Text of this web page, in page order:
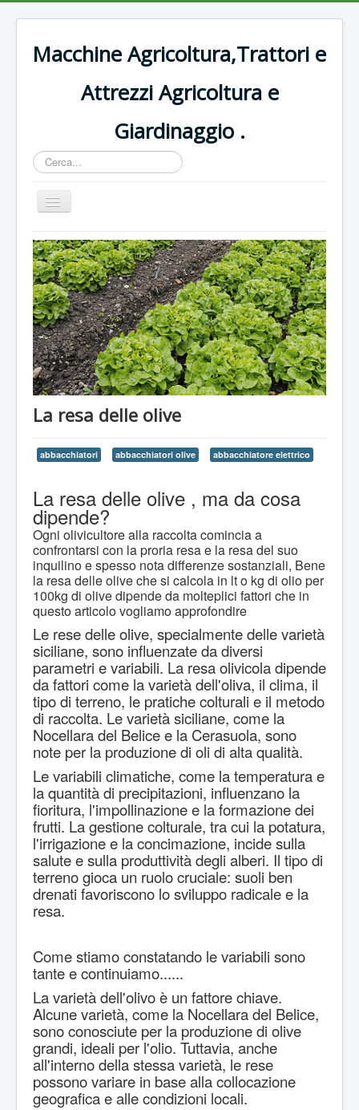
Macchine Agricoltura,Trattori e
Attrezzi Agricoltura e
Giardinaggio .
Cerca...
Cambia
navigazione
Home
Decespugliatori Oleomac
Rasaerba
Trattori vigneto
Forbici e potatura
La resa delle olive
abbacchiatori abbacchiatori olive abbacchiatore elettrico
La resa delle olive , ma da cosa
dipende?
Ogni olivicultore alla raccolta comincia a
confrontarsi con la proria resa e la resa del suo
inquilino e spesso nota differenze sostanziali, Bene
la resa delle olive che si calcola in lt o kg di olio per
100kg di olive dipende da molteplici fattori che in
questo articolo vogliamo approfondire
Le rese delle olive, specialmente delle varietà
siciliane, sono influenzate da diversi
parametri e variabili. La resa olivicola dipende
da fattori come la varietà dell'oliva, il clima, il
tipo di terreno, le pratiche colturali e il metodo
di raccolta. Le varietà siciliane, come la
Nocellara del Belice e la Cerasuola, sono
note per la produzione di oli di alta qualità.
Le variabili climatiche, come la temperatura e
la quantità di precipitazioni, influenzano la
fioritura, l'impollinazione e la formazione dei
frutti. La gestione colturale, tra cui la potatura,
l'irrigazione e la concimazione, incide sulla
salute e sulla produttività degli alberi. Il tipo di
terreno gioca un ruolo cruciale: suoli ben
drenati favoriscono lo sviluppo radicale e la
resa.
Come stiamo constatando le variabili sono
tante e continuiamo......
La varietà dell'olivo è un fattore chiave.
Alcune varietà, come la Nocellara del Belice,
sono conosciute per la produzione di olive
grandi, ideali per l'olio. Tuttavia, anche
all'interno della stessa varietà, le rese
possono variare in base alla collocazione
geografica e alle condizioni locali.